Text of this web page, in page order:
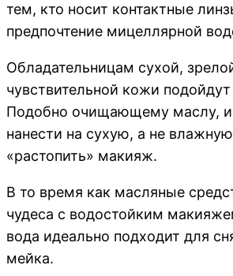
тем, кто носит контактные
предпочтение мицеллярной
Обладательницам сухой,
чувствительной кожи
Подобно очищающему маслу,
нанести на сухую, а не
«растопить» макияж.
В то время как масляные
чудеса с водостойким
вода идеально подходит для
мейка.